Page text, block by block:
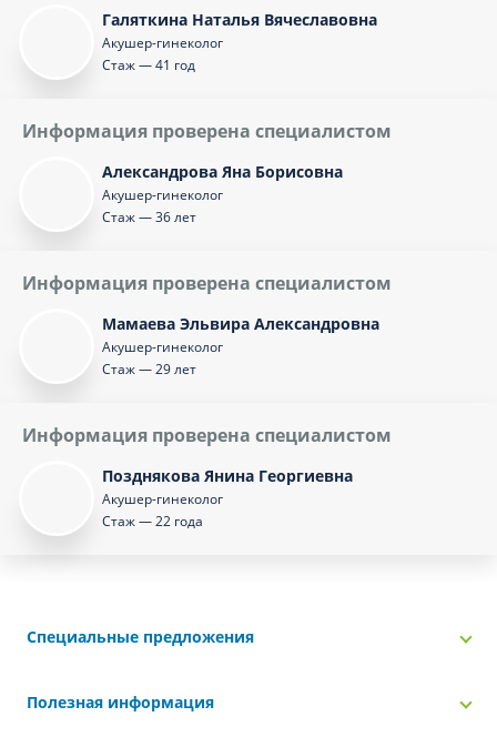
Галяткина Наталья Вячеславовна
Акушер-гинеколог
Стаж — 41 год
Информация проверена специалистом
Александрова Яна Борисовна
Акушер-гинеколог
Стаж — 36 лет
Информация проверена специалистом
Мамаева Эльвира Александровна
Акушер-гинеколог
Стаж — 29 лет
Информация проверена специалистом
Позднякова Янина Георгиевна
Акушер-гинеколог
Стаж — 22 года
Специальные предложения
Полезная информация